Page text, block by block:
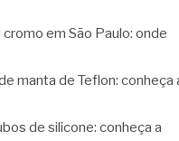
cromo em São Paulo: onde
manta de Teflon: conheça
de silicone: conheça a